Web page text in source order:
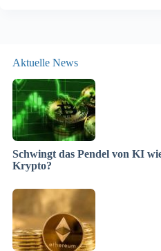
Aktuelle News
Schwingt das Pendel von KI
Krypto?